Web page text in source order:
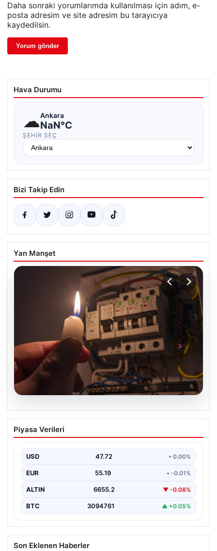
Daha sonraki yorumlarımda kullanılması için adım, e-
posta adresim ve site adresim bu tarayıcıya
kaydedilsin.
Hava Durumu
☁Ankara
NaN°C
ŞEHIR SEÇ
Bizi Takip Edin
Yan Manşet
09.08.2026
İstanbul’un 22 İlçesinde 9 Saatlik
Elektrik Kesintisi-Yeni Program
İstanbul genelinde altyapı çalışmaları ve bakım
başlatıldı.…
Piyasa Verileri
USD 47.72 • 0.00%
EUR 55.19 • -0.01%
ALTIN 6655.2 ▼ -0.08%
BTC 3094761 ▲ +0.05%
Son Eklenen Haberler